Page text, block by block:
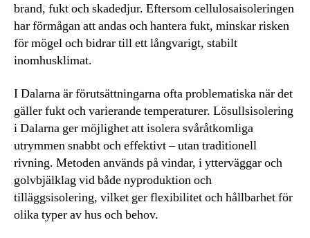
brand, fukt och skadedjur. Eftersom cellulosaisoleringen
har förmågan att andas och hantera fukt, minskar risken
för mögel och bidrar till ett långvarigt, stabilt
inomhusklimat.
I Dalarna är förutsättningarna ofta problematiska när det
gäller fukt och varierande temperaturer. Lösullsisolering
i Dalarna ger möjlighet att isolera svåråtkomliga
utrymmen snabbt och effektivt – utan traditionell
rivning. Metoden används på vindar, i ytterväggar och
golvbjälklag vid både nyproduktion och
tilläggsisolering, vilket ger flexibilitet och hållbarhet för
olika typer av hus och behov.